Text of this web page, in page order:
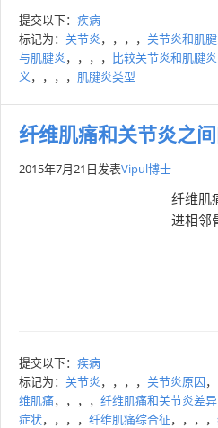
提交以下： 疾病
标记为： 关节炎，，，， 关节炎和肌
与肌腱炎，，，， 比较关节炎和肌腱炎
义，，，， 肌腱炎类型
纤维肌痛和关节炎之
2015年7月21日发表Vipul博士
纤维肌
进相邻
提交以下： 疾病
标记为： 关节炎，，，， 关节炎原因
维肌痛，，，， 纤维肌痛和关节炎差异
症状，，，， 纤维肌痛综合征，，，，